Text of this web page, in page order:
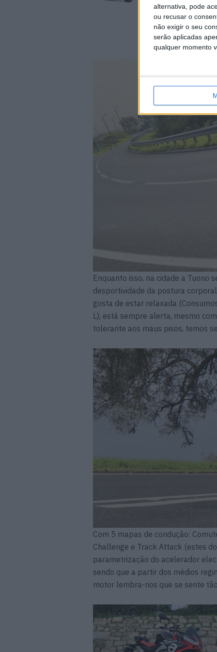
alternativa, pode
ou recusar o
não exigir o seu
serão aplicadas
qualquer momento
Enquanto isso, na cidade a Tuono
desportividade da postura
gosta de estar relaxada
L), está sempre alerta, mesmo
tolerante aos maus pisos, temos
Com 5 mapas de condução:
Challenge e Track Attack (estes
parametrização do acelerador
sendo que a partir dos médios
motor lembra-nos que se sente